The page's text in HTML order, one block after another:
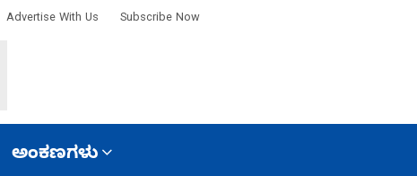
Advertise With Us Subscribe Now
ಅಂಕಣಗಳು